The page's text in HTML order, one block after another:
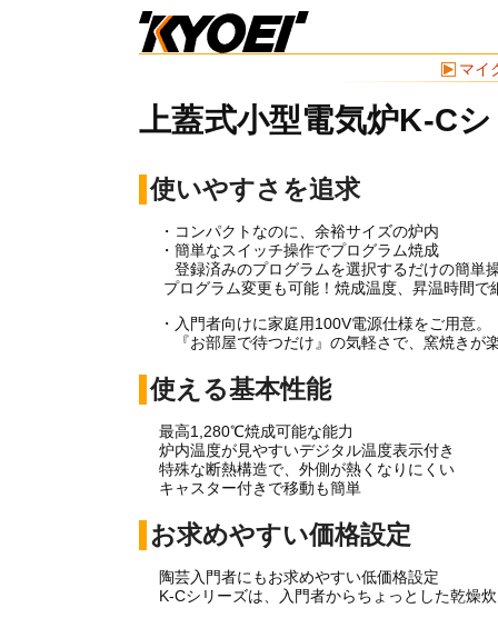
マイ
上蓋式小型電気炉K-C
使いやすさを追求
・コンパクトなのに、余裕サイズの炉内
・簡単なスイッチ操作でプログラム焼成
登録済みのプログラムを選択するだけの簡単
プログラム変更も可能！焼成温度、昇温時間で
・入門者向けに家庭用100V電源仕様をご用意。
『お部屋で待つだけ』の気軽さで、窯焼きが
使える基本性能
最高1,280℃焼成可能な能力
炉内温度が見やすいデジタル温度表示付き
特殊な断熱構造で、外側が熱くなりにくい
キャスター付きで移動も簡単
お求めやすい価格設定
陶芸入門者にもお求めやすい低価格設定
K-Cシリーズは、入門者からちょっとした乾燥